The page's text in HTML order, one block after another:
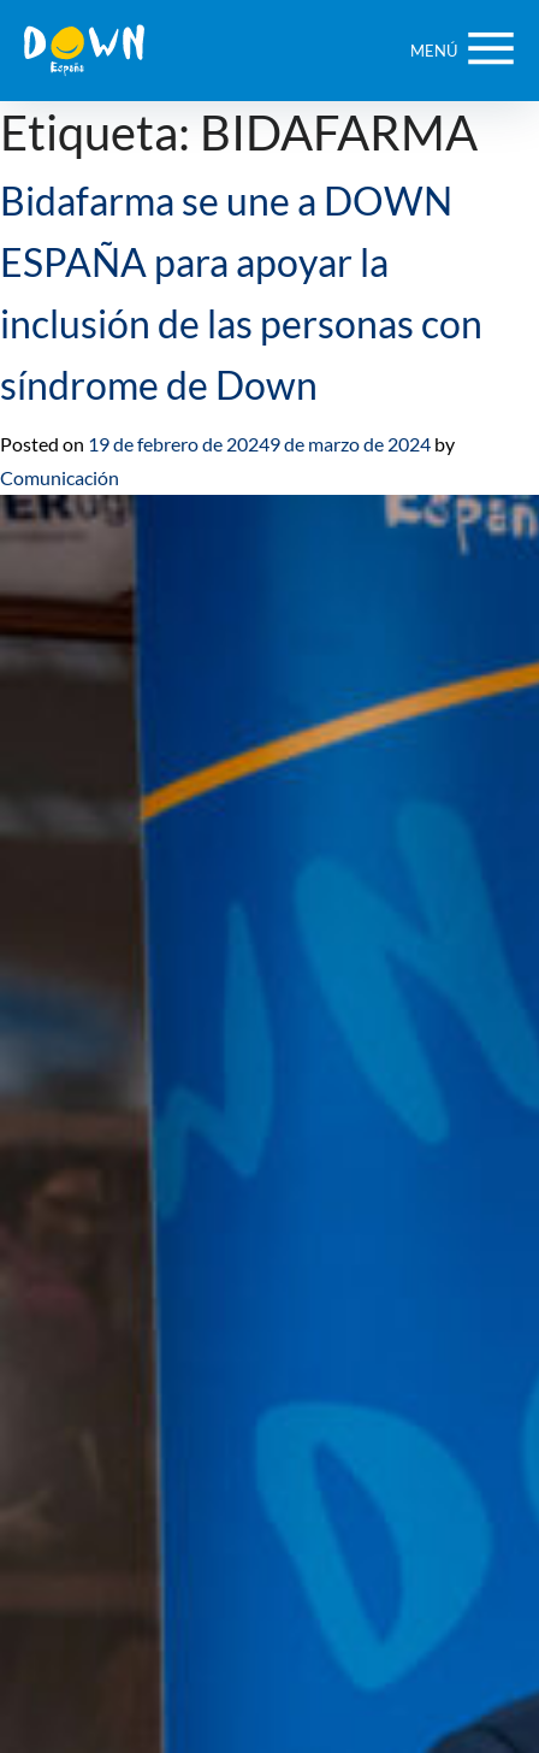
contenido
MENÚ
Etiqueta: BIDAFARMA
Bidafarma se une a DOWN
ESPAÑA para apoyar la
inclusión de las personas con
síndrome de Down
Posted on 19 de febrero de 20249 de marzo de 2024 by
Comunicación